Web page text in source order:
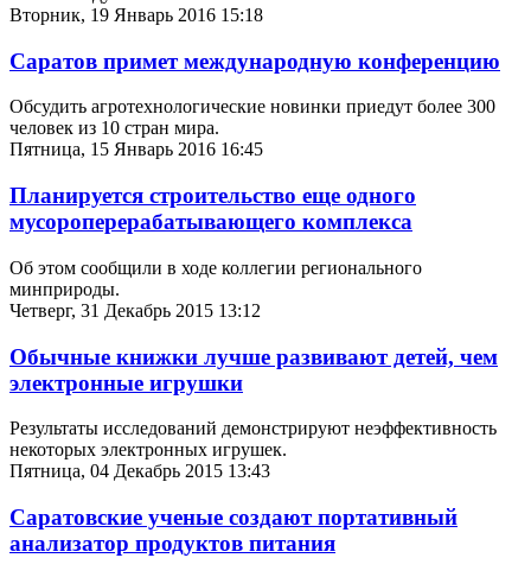
Вторник, 19 Январь 2016 15:18
Саратов примет международную конференцию
Обсудить агротехнологические новинки приедут более 300
человек из 10 стран мира.
Пятница, 15 Январь 2016 16:45
Планируется строительство еще одного
мусороперерабатывающего комплекса
Об этом сообщили в ходе коллегии регионального
минприроды.
Четверг, 31 Декабрь 2015 13:12
Обычные книжки лучше развивают детей, чем
электронные игрушки
Результаты исследований демонстрируют неэффективность
некоторых электронных игрушек.
Пятница, 04 Декабрь 2015 13:43
Саратовские ученые создают портативный
анализатор продуктов питания